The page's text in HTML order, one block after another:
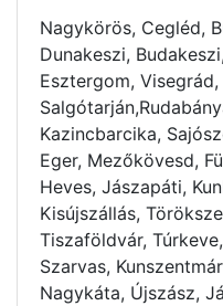
Nagykörös, Cegléd,
Dunakeszi,
Esztergom,
Kazincbarcika,
Eger, Mezőkövesd,
Heves, Jászapáti,
Kisújszállás,
Tiszaföldvár,
Szarvas,
Nagykáta, Újszász,